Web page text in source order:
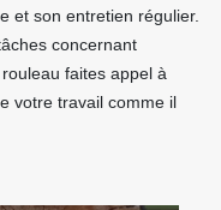
et son entretien régulier.
concernant
faites appel à
votre travail comme il